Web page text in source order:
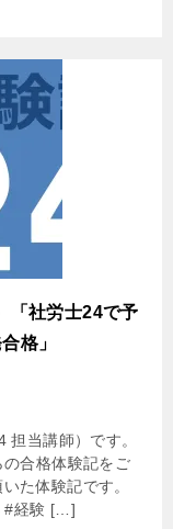
「社労士24で予
格」
当講師）です。
合格体験記をご
た体験記です。
#経験 […]